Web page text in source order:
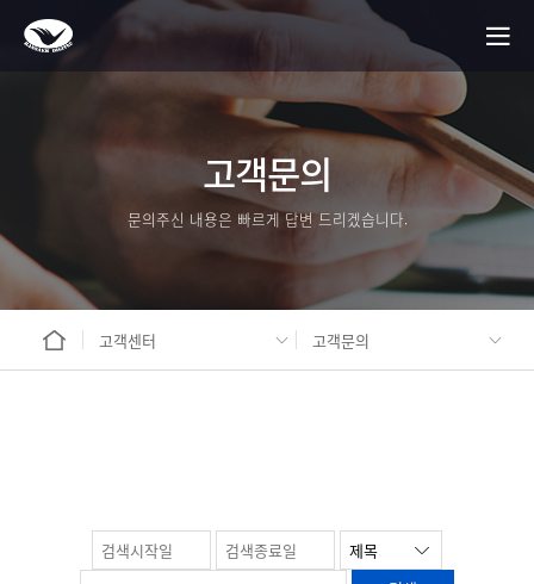
고객문의
문의주신 내용은 빠르게 답변 드리겠습니다.
고객센터 고객문의